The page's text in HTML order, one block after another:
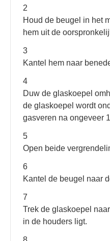
2
Houd de beugel in het
hem uit de
3
Kantel hem naar
4
Duw de glaskoepel
de glaskoepel wordt
gasveren na ongeveer
5
Open beide
6
Kantel de beugel naar
7
Trek de glaskoepel
in de houders ligt.